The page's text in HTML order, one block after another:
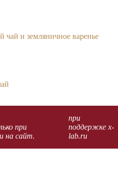
чай и земляничное варенье
при
на сайт.
при
поддержке x-
lab.ru